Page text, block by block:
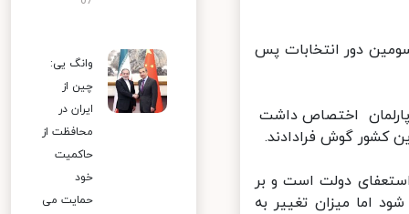
دور انتخابات پس
پارلمان سوریه به ادای سوگند نیمی از ۱۵۰ عضو پارلمان اختصاص داشت
گوش فرادادند.
دولت است و بر
میزان تغییر به
وانگ یی:
چین از
ایران در
محافظت از
حاکمیت
خود
حمایت می